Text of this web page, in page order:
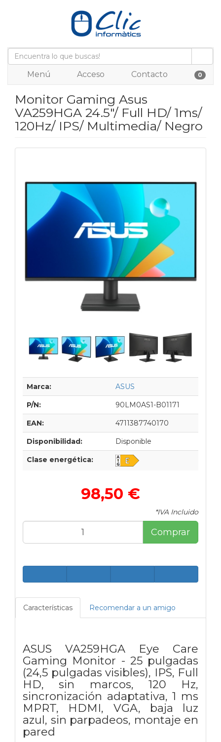
Menú Acceso Contacto 0
Monitor Gaming Asus
VA259HGA 24.5"/ Full HD/ 1ms/
120Hz/ IPS/ Multimedia/ Negro
Marca: ASUS
P/N: 90LM0AS1-B01171
EAN: 4711387740170
Disponibilidad: Disponible
Clase energética:
98,50 €
*IVA Incluido
Comprar
Características Recomendar a un amigo
ASUS VA259HGA Eye Care
Gaming Monitor - 25 pulgadas
(24,5 pulgadas visibles), IPS, Full
HD, sin marcos, 120 Hz,
sincronización adaptativa, 1 ms
MPRT, HDMI, VGA, baja luz
azul, sin parpadeos, montaje en
pared